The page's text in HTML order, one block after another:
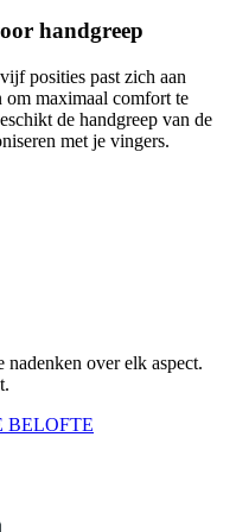
handgreep
posities past zich aan
om maximaal comfort te
de handgreep van de
met je vingers.
nadenken over elk aspect.
BELOFTE